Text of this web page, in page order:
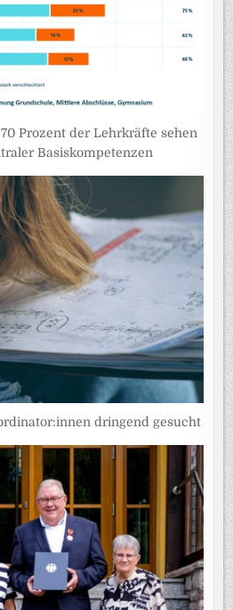
Prozent der Lehrkräfte sehen
Basiskompetenzen
dringend gesucht